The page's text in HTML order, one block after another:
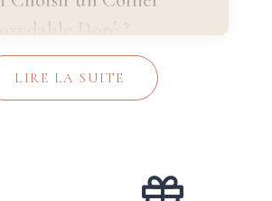
Doré ?
bijou doré ne se limite plus au
à l'or massif. L'acier inoxydable
LIRE LA SUITE